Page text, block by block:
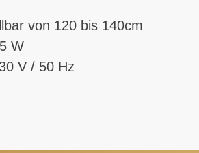
von 120 bis 140cm
W
V / 50 Hz